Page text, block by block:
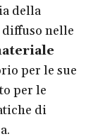
della
diffuso nelle
per le sue
per le
di